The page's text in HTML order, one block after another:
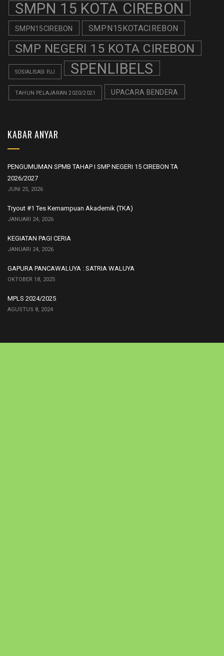
SMPN 15 KOTA CIREBON
SMPN15CIREBON SMPN15KOTACIREBON
SMP NEGERI 15 KOTA CIREBON
SOSIALISASI PJJ SPENLIBELS
TAHUN PELAJARAN 2020/2021 UPACARA BENDERA
KABAR ANYAR
PENGUMUMAN SPMB TAHAP I SMP NEGERI 15 CIREBON TA
2026/2027
JUNI 25, 2026
Tryout #1 Tes Kemampuan Akademik (TKA)
JANUARI 24, 2026
KEGIATAN PAGI CERIA
JANUARI 24, 2026
GAPURA PANCAWALUYA : SATRIA WALUYA
OKTOBER 18, 2025
MPLS 2024/2025
AGUSTUS 8, 2024